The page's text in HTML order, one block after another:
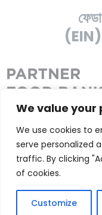
We value your
We use cookies to
serve personalized
traffic. By clicking
of cookies.
Customize